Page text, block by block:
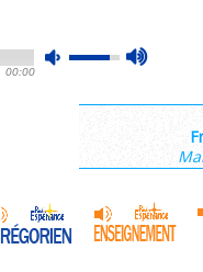
mute
max
00:00
à Lourdes
grâce, comment ? Paul
Passé, présent, futur,
Il m’a aimé et s’est livré
Kars • Marie, Mère de
Homélie du 33e